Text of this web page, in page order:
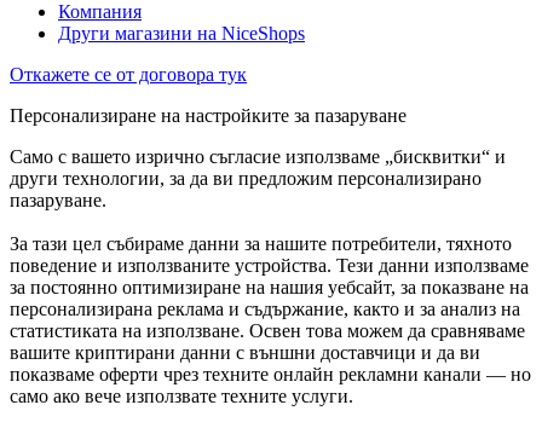
Компания
Други магазини на NiceShops
Откажете се от договора тук
Персонализиране на настройките за пазаруване
Само с вашето изрично съгласие използваме „бисквитки“ и
други технологии, за да ви предложим персонализирано
пазаруване.
За тази цел събираме данни за нашите потребители, тяхното
поведение и използваните устройства. Тези данни използваме
за постоянно оптимизиране на нашия уебсайт, за показване на
персонализирана реклама и съдържание, както и за анализ на
статистиката на използване. Освен това можем да сравняваме
вашите криптирани данни с външни доставчици и да ви
показваме оферти чрез техните онлайн рекламни канали — но
само ако вече използвате техните услуги.